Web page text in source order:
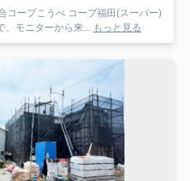
コープこうべ コープ福田(スーパー)
、モニターから来... もっと見る